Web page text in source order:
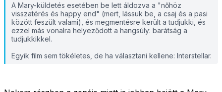
A Mary-küldetés esetében be lett áldozva a "nőhöz
visszatérés és happy end" (mert, lássuk be, a csaj és a pasi
között feszült valami), és megmentésre került a tudjukki, és
ezzel más vonalra helyeződött a hangsúly: barátság a
tudjukkikkel.
Egyik film sem tökéletes, de ha választani kellene: Interstellar.